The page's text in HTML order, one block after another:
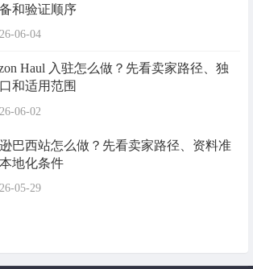
和验证顺序
06-04
Haul 入驻怎么做？先看卖家路径、独
和适用范围
06-02
巴西站怎么做？先看卖家路径、资料准
地化条件
05-29